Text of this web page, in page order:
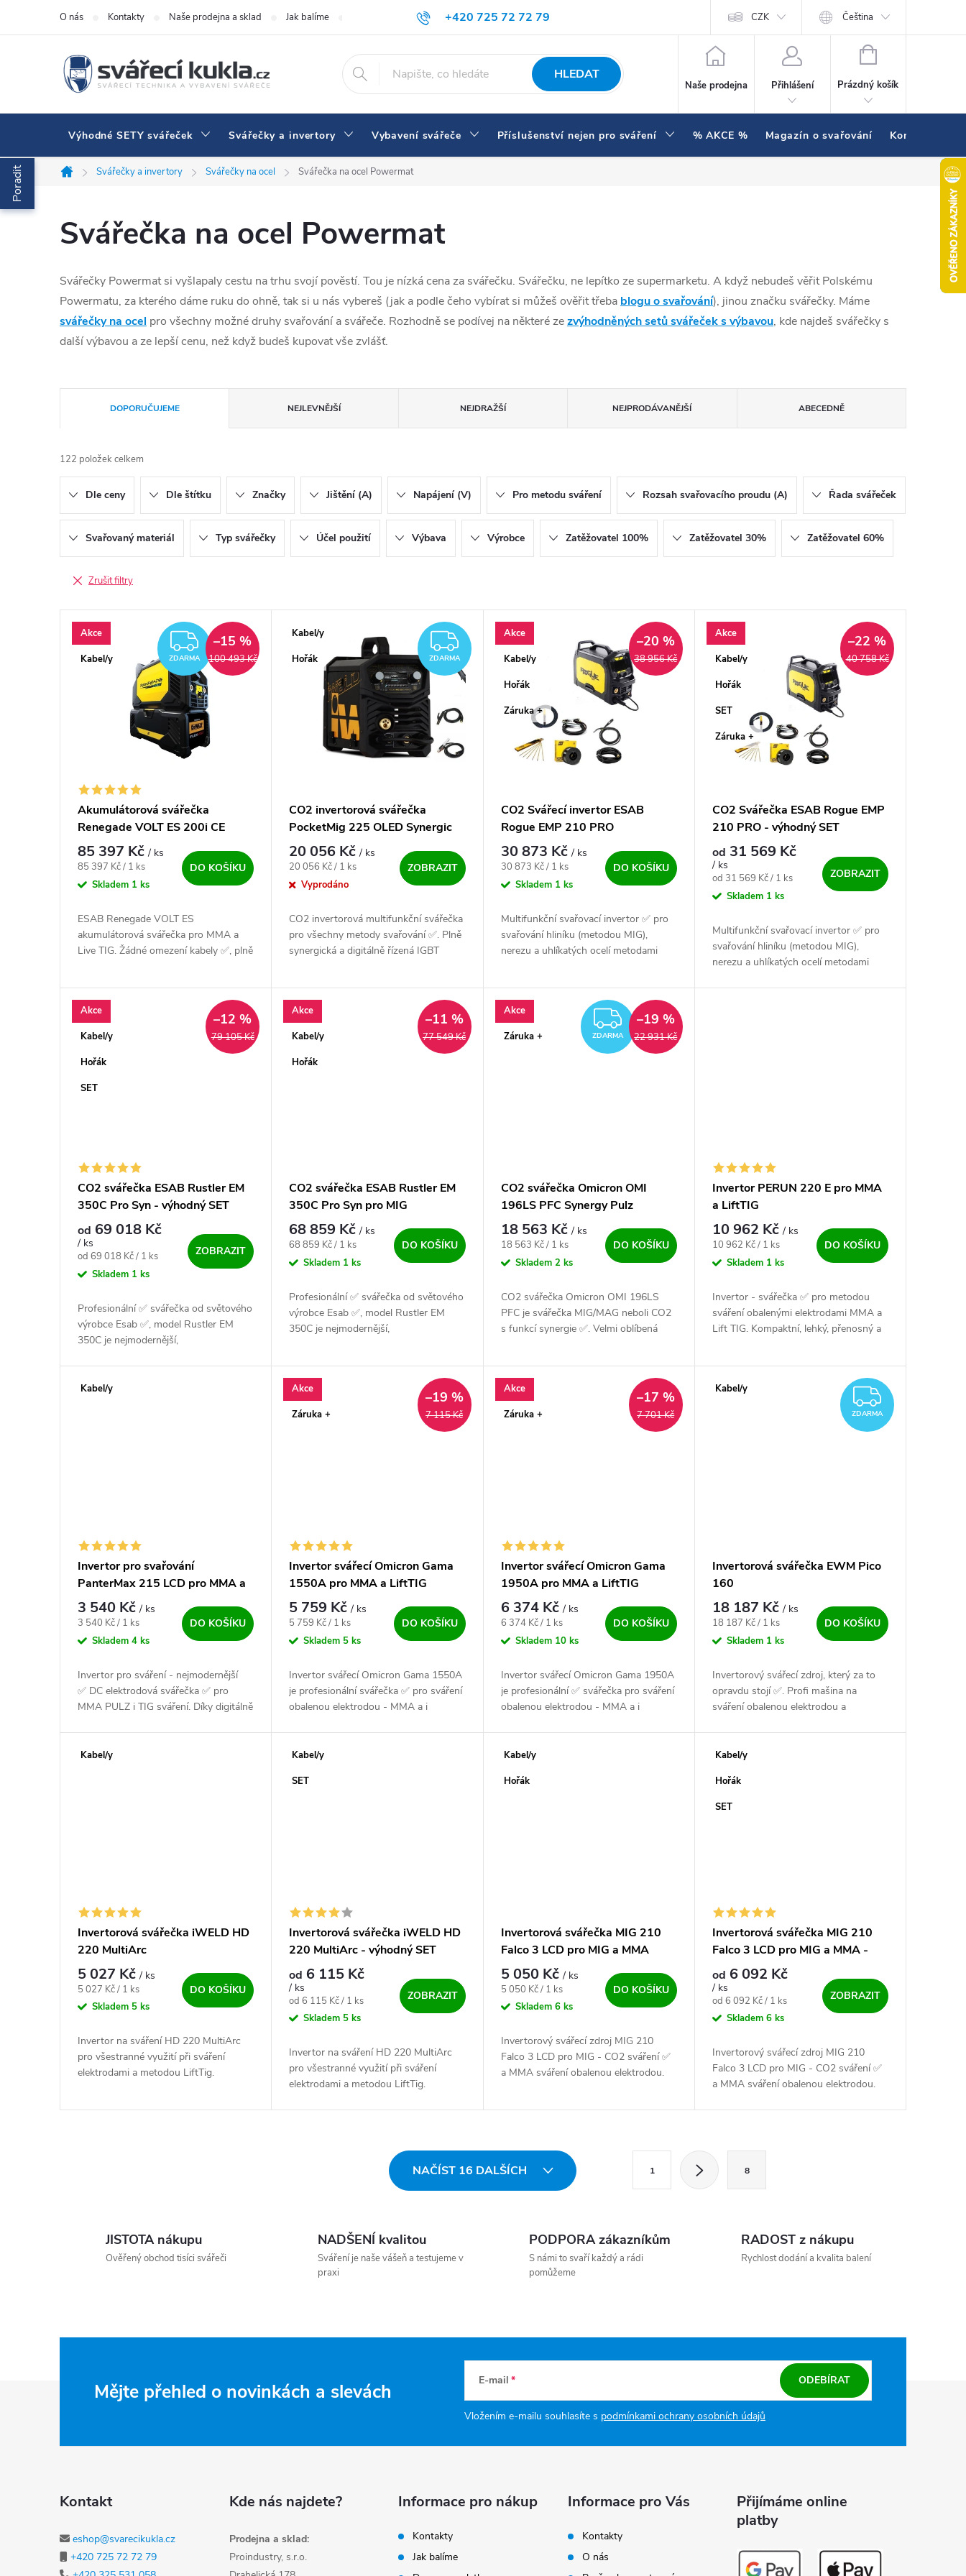
Přejít na obsah +420 725 72 72 79
eshop@svarecikukla.cz
O nás Kontakty Naše prodejna a sklad Jak balíme Doprava a platba Proč nakupovat u nás Hodnocení obchodu
CZK Čeština
HLEDAT
Naše prodejna Přihlášení
NÁKUPNÍ KOŠÍK
Prázdný košík
Výhodné SETY svářeček Svářečky a invertory Vybavení svářeče Příslušenství nejen pro sváření % AKCE % Magazín o svařování Kontakty
Domů
Svářečky a invertory Svářečky na ocel Svářečka na ocel Powermat
Svářečka na ocel Powermat
Svářečky Powermat si vyšlapaly cestu na trhu svojí pověstí. Tou je nízká cena za svářečku. Svářečku, ne lepítko ze supermarketu. A když nebudeš věřit Polskému
Powermatu, za kterého dáme ruku do ohně, tak si u nás vybereš (jak a podle čeho vybírat si můžeš ověřit třeba blogu o svařování), jinou značku svářečky. Máme
svářečky na ocel pro všechny možné druhy svařování a svářeče. Rozhodně se podívej na některé zezvýhodněných setů svářeček s výbavou, kde najdeš svářečky s
další výbavou a ze lepší cenu, než když budeš kupovat vše zvlášť.
Řazení produktů
DOPORUČUJEME NEJLEVNĚJŠÍ NEJDRAŽŠÍ NEJPRODÁVANĚJŠÍ ABECEDNĚ
122 položek celkem
Dle ceny Dle štítku Značky Jištění (A) Napájení (V) Pro metodu sváření Rozsah svařovacího proudu (A) Řada svářeček
Svařovaný materiál Typ svářečky Účel použití Výbava Výrobce Zatěžovatel 100% Zatěžovatel 30% Zatěžovatel 60%
Zrušit filtry
Výpis produktů
Akce
Kabel/y
ZDARMA
ZDARMA 100 493 Kč
–15 %
Akumulátorová svářečka
Renegade VOLT ES 200i CE
85 397 Kč/ ks
Měrná cena:
85 397 Kč / 1 ks
Skladem 1 ks
DO KOŠÍKU
ESAB Renegade VOLT ES
akumulátorová svářečka pro MMA a
Live TIG. Žádné omezení kabely ✅, plně
profíky. Nová...
Kabel/y
Hořák
ZDARMA
ZDARMA
CO2 invertorová svářečka
PocketMig 225 OLED Synergic
včetně hořáku
20 056 Kč/ ks
Měrná cena:
20 056 Kč / 1 ks
Vyprodáno
ZOBRAZIT
CO2 invertorová multifunkční svářečka
pro všechny metody svařování ✅. Plně
synergická a digitálně řízená IGBT
Akce
Kabel/y
Hořák
Záruka +
38 956 Kč
–20 %
CO2 Svářecí invertor ESAB
Rogue EMP 210 PRO
30 873 Kč/ ks
Měrná cena:
30 873 Kč / 1 ks
Skladem 1 ks
DO KOŠÍKU
Multifunkční svařovací invertor ✅ pro
svařování hliníku (metodou MIG),
nerezu a uhlíkatých ocelí metodami
Akce
Kabel/y
Hořák
SET
Záruka +
40 758 Kč
–22 %
CO2 Svářečka ESAB Rogue EMP
210 PRO - výhodný SET
od 31 569 Kč
/ ks
Měrná cena:
od 31 569 Kč / 1 ks
Skladem 1 ks
ZOBRAZIT
Multifunkční svařovací invertor ✅ pro
svařování hliníku (metodou MIG),
nerezu a uhlíkatých ocelí metodami
Akce
Kabel/y
Hořák
SET
79 105 Kč
–12 %
CO2 svářečka ESAB Rustler EM
350C Pro Syn - výhodný SET
od 69 018 Kč
/ ks
Měrná cena:
od 69 018 Kč / 1 ks
Skladem 1 ks
ZOBRAZIT
Profesionální ✅ svářečka od světového
výrobce Esab ✅, model Rustler EM
350C je nejmodernější,
atmosféře...
Akce
Kabel/y
Hořák
77 549 Kč
–11 %
CO2 svářečka ESAB Rustler EM
350C Pro Syn pro MIG
68 859 Kč/ ks
Měrná cena:
68 859 Kč / 1 ks
Skladem 1 ks
DO KOŠÍKU
Profesionální ✅ svářečka od světového
výrobce Esab ✅, model Rustler EM
350C je nejmodernější,
atmosféře...
Akce
Záruka +
ZDARMA
ZDARMA 22 931 Kč
–19 %
CO2 svářečka Omicron OMI
196LS PFC Synergy Pulz
18 563 Kč/ ks
Měrná cena:
18 563 Kč / 1 ks
Skladem 2 ks
DO KOŠÍKU
CO2 svářečka Omicron OMI 196LS
PFC je svářečka MIG/MAG neboli CO2
s funkcí synergie ✅. Velmi oblíbená
Vysoce...
Invertor PERUN 220 E pro MMA
a LiftTIG
10 962 Kč/ ks
Měrná cena:
10 962 Kč / 1 ks
Skladem 1 ks
DO KOŠÍKU
Invertor - svářečka ✅ pro metodou
sváření obalenými elektrodami MMA a
Lift TIG. Kompaktní, lehký, přenosný a
Kabel/y
Invertor pro svařování
PanterMax 215 LCD pro MMA a
LiftTIG
3 540 Kč/ ks
Měrná cena:
3 540 Kč / 1 ks
Skladem 4 ks
DO KOŠÍKU
Invertor pro sváření - nejmodernější
✅ DC elektrodová svářečka ✅ pro
MMA PULZ i TIG sváření. Díky digitálně
Akce
Záruka +
7 115 Kč
–19 %
Invertor svářecí Omicron Gama
1550A pro MMA a LiftTIG
5 759 Kč/ ks
Měrná cena:
5 759 Kč / 1 ks
Skladem 5 ks
DO KOŠÍKU
Invertor svářecí Omicron Gama 1550A
je profesionální svářečka ✅ pro sváření
obalenou elektrodou - MMA a i
Akce
Záruka +
7 701 Kč
–17 %
Invertor svářecí Omicron Gama
1950A pro MMA a LiftTIG
6 374 Kč/ ks
Měrná cena:
6 374 Kč / 1 ks
Skladem 10 ks
DO KOŠÍKU
Invertor svářecí Omicron Gama 1950A
je profesionální ✅ svářečka pro sváření
obalenou elektrodou - MMA a i
Kabel/y
ZDARMA
Invertorová svářečka EWM Pico
160
18 187 Kč/ ks
Měrná cena:
18 187 Kč / 1 ks
Skladem 1 ks
DO KOŠÍKU
Invertorový svářecí zdroj, který za to
opravdu stojí ✅. Profi mašina na
sváření obalenou elektrodou a
Republice....
Kabel/y
Invertorová svářečka iWELD HD
220 MultiArc
5 027 Kč/ ks
Měrná cena:
5 027 Kč / 1 ks
Skladem 5 ks
DO KOŠÍKU
Invertor na sváření HD 220 MultiArc
pro všestranné využití při sváření
elektrodami a metodou LiftTig.
Kabel/y
SET
Invertorová svářečka iWELD HD
220 MultiArc - výhodný SET
od 6 115 Kč
/ ks
Měrná cena:
od 6 115 Kč / 1 ks
Skladem 5 ks
ZOBRAZIT
Invertor na sváření HD 220 MultiArc
pro všestranné využití při sváření
elektrodami a metodou LiftTig.
Kabel/y
Hořák
Invertorová svářečka MIG 210
Falco 3 LCD pro MIG a MMA
5 050 Kč/ ks
Měrná cena:
5 050 Kč / 1 ks
Skladem 6 ks
DO KOŠÍKU
Invertorový svářecí zdroj MIG 210
Falco 3 LCD pro MIG - CO2 sváření ✅
a MMA sváření obalenou elektrodou.
Kabel/y
Hořák
SET
Invertorová svářečka MIG 210
Falco 3 LCD pro MIG a MMA -
výhodný SET
od 6 092 Kč
/ ks
Měrná cena:
od 6 092 Kč / 1 ks
Skladem 6 ks
ZOBRAZIT
Invertorový svářecí zdroj MIG 210
Falco 3 LCD pro MIG - CO2 sváření ✅
a MMA sváření obalenou elektrodou.
NAČÍST 16 DALŠÍCH Stránkování
1 8
JISTOTA nákupu
Ověřený obchod tisíci svářeči
NADŠENÍ kvalitou
Sváření je naše vášeň a testujeme v
praxi
PODPORA zákazníkům
S námi to svaří každý a rádi
pomůžeme
RADOST z nákupu
Rychlost dodání a kvalita balení
Mějte přehled o novinkách a slevách E-mail
Vložením e-mailu souhlasíte s podmínkami ochrany osobních údajů
ODEBÍRAT
Kontakt
eshop@svarecikukla.cz
+420 725 72 72 79
Kde nás najdete?
Prodejna a sklad:
Proindustry, s.r.o.
Informace pro nákup
Kontakty
Jak balíme
Informace pro Vás
Kontakty
O nás
Přijímáme online
platby
Poradit